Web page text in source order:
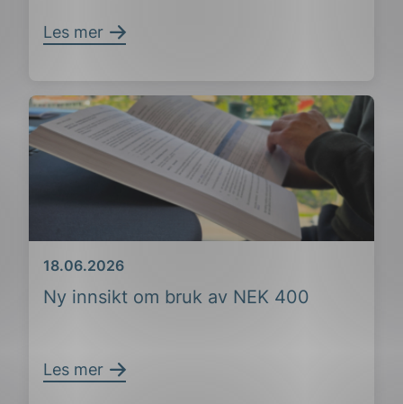
Les mer
Ny innsikt om bruk av NEK 400
Dato
18.06.2026
Les mer